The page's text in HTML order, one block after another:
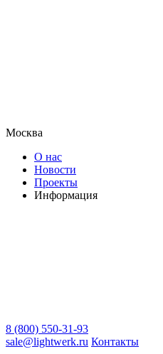
Москва
О нас
Новости
Проекты
Информация
8 (800) 550-31-93
sale@lightwerk.ru Контакты